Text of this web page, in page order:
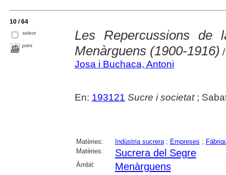
10 / 64
select
print
Les Repercussions
Menàrguens (1900-1916)
Josa i Buchaca, Antoni
En: 193121 Sucre i societat;
Matèries: Indústria sucrera; Empreses ;
Matèries:
Sucrera del Segre
Àmbit: Menàrguens